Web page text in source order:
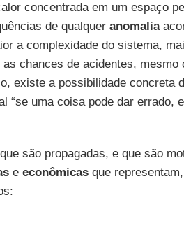
concentrada em um espaço
de qualquer anomalia
a complexidade do sistema,
chances de acidentes, mesmo
existe a possibilidade concreta
“se uma coisa pode dar errado,
são propagadas, e que são
e econômicasque